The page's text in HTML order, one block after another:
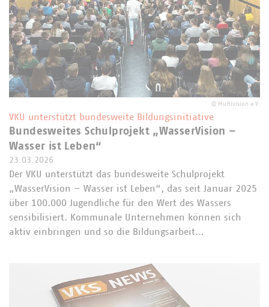
© Multivision e.V.
VKU unterstützt bundesweite Bildungsinitiative
Bundesweites Schulprojekt „WasserVision –
Wasser ist Leben“
23.03.2026
Der VKU unterstützt das bundesweite Schulprojekt
„WasserVision – Wasser ist Leben“, das seit Januar 2025
über 100.000 Jugendliche für den Wert des Wassers
sensibilisiert. Kommunale Unternehmen können sich
aktiv einbringen und so die Bildungsarbeit…